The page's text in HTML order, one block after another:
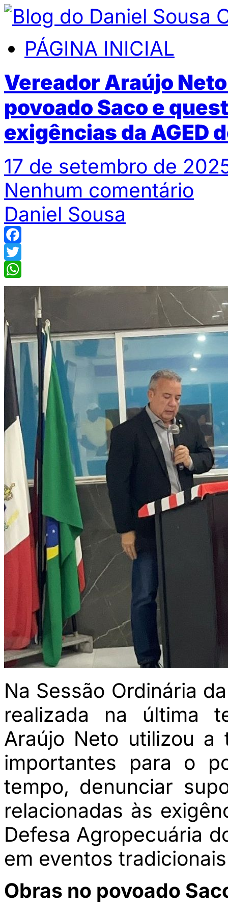
PÁGINA INICIAL
Vereador Araújo
povoado Saco e
exigências da AGED
17 de setembro de
Nenhum comentário
Daniel Sousa
Facebook
Twitter
WhatsApp
Na Sessão Ordinária
realizada na última
Araújo Neto utilizou a
importantes para o
tempo, denunciar
relacionadas às
Defesa Agropecuária
em eventos
Obras no povoado